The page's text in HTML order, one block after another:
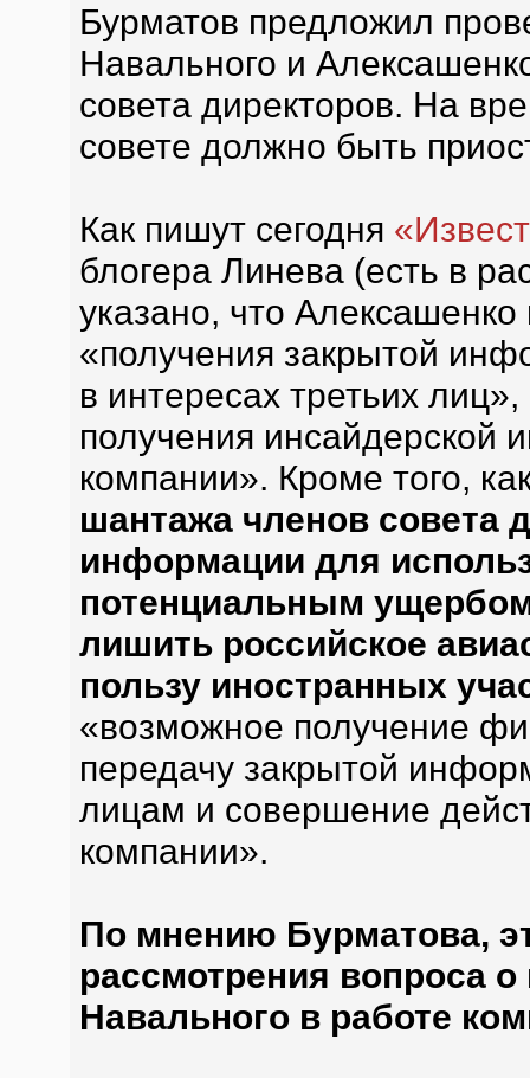
Бурматов предложил
Навального и
совета директоров. На
совете должно быть
Как пишут сегодня
блогера Линева (есть в
указано, что
«получения закрытой
в интересах третьих
получения инсайдерской
компании». Кроме того,
шантажа членов совета
информации для
потенциальным
лишить российское
пользу иностранных
«возможное получение
передачу закрытой
лицам и совершение
компании».
По мнению Бурматова,
рассмотрения вопроса
Навального в работе